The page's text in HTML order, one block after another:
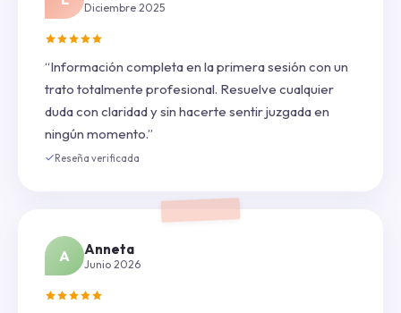
Diciembre 2025
“Información completa en la primera sesión con un
trato totalmente profesional. Resuelve cualquier
duda con claridad y sin hacerte sentir juzgada en
ningún momento.”
Reseña verificada
A Anneta
Junio 2026